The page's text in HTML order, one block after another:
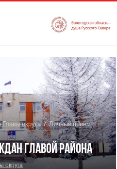
Главы округа / Личный прием
Главой района
округа